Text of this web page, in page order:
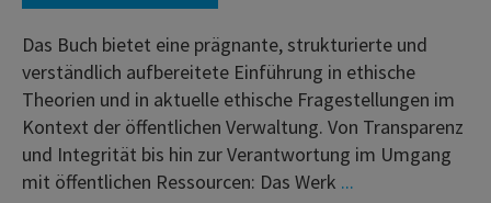
Das Buch bietet eine prägnante, strukturierte und
verständlich aufbereitete Einführung in ethische
Theorien und in aktuelle ethische Fragestellungen im
Kontext der öffentlichen Verwaltung. Von Transparenz
und Integrität bis hin zur Verantwortung im Umgang
mit öffentlichen Ressourcen: Das Werk ...